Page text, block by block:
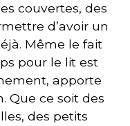
couvertes, des
d’avoir un
Même le fait
pour le lit est
apporte
Que ce soit des
des petits